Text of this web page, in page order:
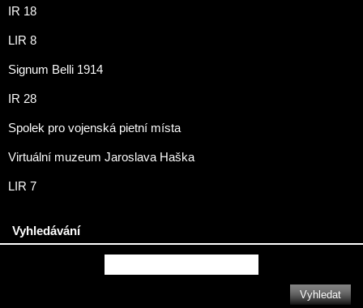
IR 18
LIR 8
Signum Belli 1914
IR 28
Spolek pro vojenská pietní místa
Virtuální muzeum Jaroslava Haška
LIR 7
Vyhledávání